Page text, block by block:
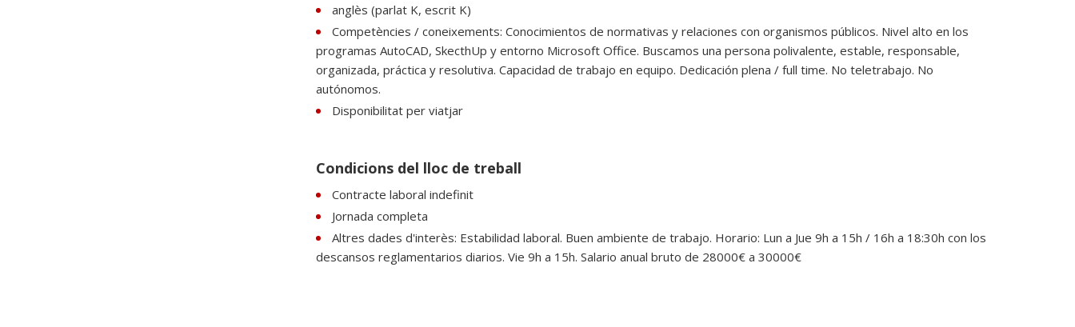
anglès (parlat K, escrit K)
Competències / coneixements: Conocimientos de normativas y relaciones con organismos públicos. Nivel alto en los
programas AutoCAD, SkecthUp y entorno Microsoft Office. Buscamos una persona polivalente, estable, responsable,
organizada, práctica y resolutiva. Capacidad de trabajo en equipo. Dedicación plena / full time. No teletrabajo. No
autónomos.
Disponibilitat per viatjar
Condicions del lloc de treball
Contracte laboral indefinit
Jornada completa
Altres dades d'interès: Estabilidad laboral. Buen ambiente de trabajo. Horario: Lun a Jue 9h a 15h / 16h a 18:30h con los
descansos reglamentarios diarios. Vie 9h a 15h. Salario anual bruto de 28000€ a 30000€